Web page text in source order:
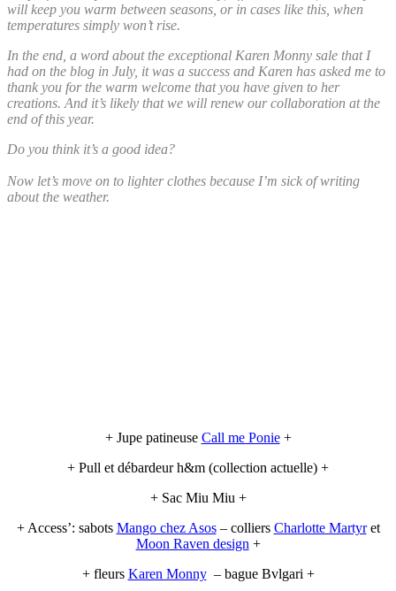
will keep you warm between seasons, or in cases like this, when
temperatures simply won’t rise.
In the end, a word about the exceptional Karen Monny sale that I
had on the blog in July, it was a success and Karen has asked me to
thank you for the warm welcome that you have given to her
creations. And it’s likely that we will renew our collaboration at the
end of this year.
Do you think it’s a good idea?
Now let’s move on to lighter clothes because I’m sick of writing
about the weather.
+ Jupe patineuse Call me Ponie+
+ Pull et débardeur h&m (collection actuelle) +
+ Sac Miu Miu +
+ Access’: sabots Mango chez Asos– colliers Charlotte Martyret
Moon Raven design +
+ fleurs Karen Monny– bague Bvlgari +